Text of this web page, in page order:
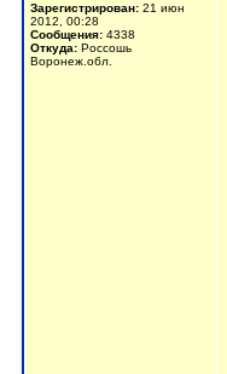
Зарегистрирован: 21 июн
2012, 00:28
Сообщения: 4338
Откуда: Россошь
Воронеж.обл.